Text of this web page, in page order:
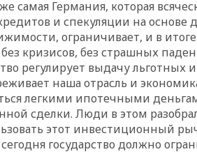
самая Германия, которая
и спекуляции на
ограничивает, и в
кризисов, без страшных
регулирует выдачу
наша отрасль и
легкими ипотечными
сделки. Люди в этом
этот инвестиционный
государство должно